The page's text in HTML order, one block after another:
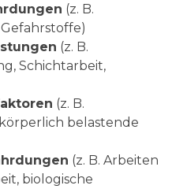
(z. B.
(z. B.
Schichtarbeit,
(z. B.
belastende
(z. B. Arbeiten
biologische